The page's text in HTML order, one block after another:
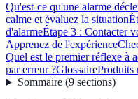
Qu'est-ce qu'une alarme
calme et évaluez la situation
d'alarmeÉtape 3 : Contacter
Apprenez de l'expérience
Quel est le premier réflexe à
par erreur ?GlossaireProduits
Sommaire(9 sections)